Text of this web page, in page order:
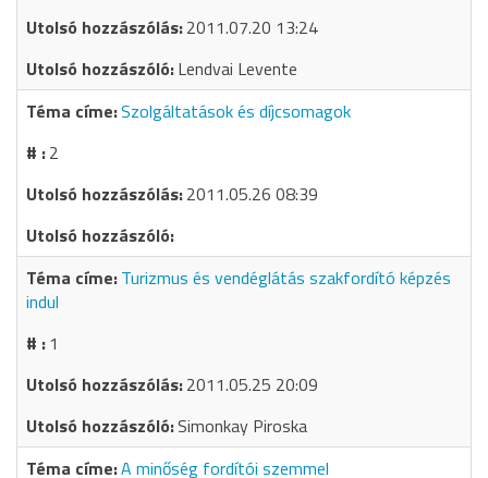
2011.07.20 13:24
Lendvai Levente
Szolgáltatások és díjcsomagok
2
2011.05.26 08:39
Turizmus és vendéglátás szakfordító képzés
indul
1
2011.05.25 20:09
Simonkay Piroska
A minőség fordítói szemmel